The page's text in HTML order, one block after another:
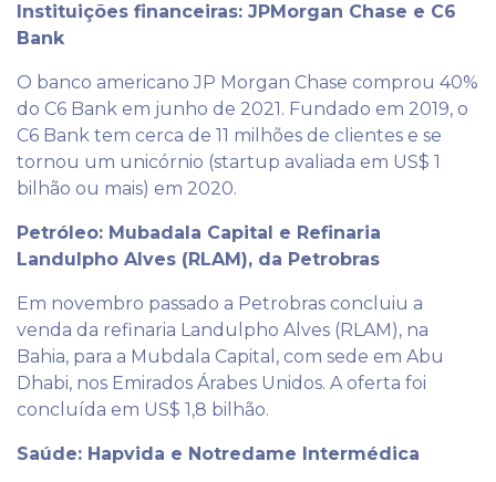
Instituições financeiras: JPMorgan Chase e C6
Bank
O banco americano JP Morgan Chase comprou 40%
do C6 Bank em junho de 2021. Fundado em 2019, o
C6 Bank tem cerca de 11 milhões de clientes e se
tornou um unicórnio (startup avaliada em US$ 1
bilhão ou mais) em 2020.
Petróleo: Mubadala Capital e Refinaria
Landulpho Alves (RLAM), da Petrobras
Em novembro passado a Petrobras concluiu a
venda da refinaria Landulpho Alves (RLAM), na
Bahia, para a Mubdala Capital, com sede em Abu
Dhabi, nos Emirados Árabes Unidos. A oferta foi
concluída em US$ 1,8 bilhão.
Saúde: Hapvida e Notredame Intermédica